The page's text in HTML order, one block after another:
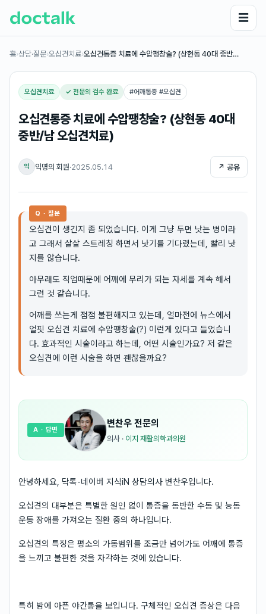
☰
홈›상담·질문›오십견치료›오십견통증 치료에 수압팽창술? (상현동 40대 중반…
오십견치료 ✓ 전문의 검수 완료 #어깨통증 #오십견
오십견통증 치료에 수압팽창술? (상현동 40대
중반/남 오십견치료)
익 익명의 회원·2025.05.14 ↗ 공유
Q · 질문
오십견이 생긴지 좀 되었습니다. 이게 그냥 두면 낫는 병이라
고 그래서 살살 스트레칭 하면서 낫기를 기다렸는데, 빨리 낫
지를 않습니다.
아무래도 직업때문에 어깨에 무리가 되는 자세를 계속 해서
그런 것 같습니다.
어깨를 쓰는게 점점 불편해지고 있는데, 얼마전에 뉴스에서
얼핏 오십견 치료에 수압팽창술(?) 이런게 있다고 들었습니
다. 효과적인 시술이라고 하는데, 어떤 시술인가요? 저 같은
오십견에 이런 시술을 하면 괜찮을까요?
변찬우 전문의
의사 · 이지 재활의학과의원
A · 답변
안녕하세요, 닥톡-네이버 지식iN 상담의사 변찬우입니다.
오십견의 대부분은 특별한 원인 없이 통증을 동반한 수동 및 능동
운동 장애를 가져오는 질환 중의 하나입니다.
오십견의 특징은 평소의 가동범위를 조금만 넘어가도 어깨에 통증
을 느끼고 불편한 것을 자각하는 것에 있습니다.
특히 밤에 아픈 야간통을 보입니다. 구체적인 오십견 증상은 다음